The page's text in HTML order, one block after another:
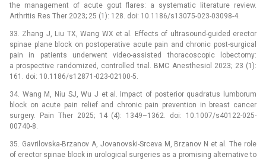
the management of acute gout flares: a systematic literature review.
Arthritis Res Ther 2023; 25 (1): 128. doi: 10.1186/s13075-023-03098-4.
33. Zhang J, Liu TX, Wang WX et al. Effects of ultrasound-guided erector
spinae plane block on postoperative acute pain and chronic post-surgical
pain in patients underwent video-assisted thoracoscopic lobectomy:
a prospective randomized, controlled trial. BMC Anesthesiol 2023; 23 (1):
161. doi: 10.1186/s12871-023-02100-5.
34. Wang M, Niu SJ, Wu J et al. Impact of posterior quadratus lumborum
block on acute pain relief and chronic pain prevention in breast cancer
surgery. Pain Ther 2025; 14 (4): 1349–1362. doi: 10.1007/s40122-025-
00740-8.
35. Gavrilovska-Brzanov A, Jovanovski-Srceva M, Brzanov N et al. The role
of erector spinae block in urological surgeries as a promising alternative to